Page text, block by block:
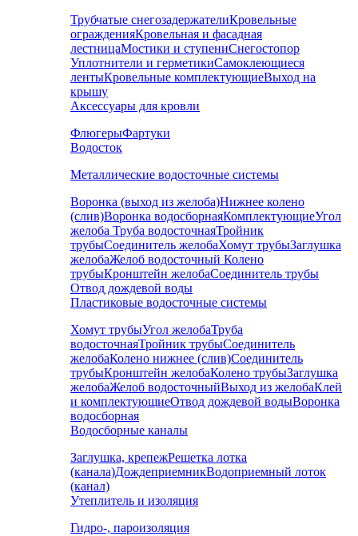
Трубчатые снегозадержателиКровельные
огражденияКровельная и фасадная
лестницаМостики и ступениСнегостопор
Уплотнители и герметикиСамоклеющиеся
лентыКровельные комплектующиеВыход на
крышу
Аксессуары для кровли
ФлюгерыФартуки
Водосток
Металлические водосточные системы
Воронка (выход из желоба)Нижнее колено
(слив)Воронка водосборнаяКомплектующиеУгол
желоба Труба водосточнаяТройник
трубыСоединитель желобаХомут трубыЗаглушка
желобаЖелоб водосточный Колено
трубыКронштейн желобаСоединитель трубы
Отвод дождевой воды
Пластиковые водосточные системы
Хомут трубыУгол желобаТруба
водосточнаяТройник трубыСоединитель
желобаКолено нижнее (слив)Соединитель
трубыКронштейн желобаКолено трубыЗаглушка
желобаЖелоб водосточныйВыход из желобаКлей
и комплектующиеОтвод дождевой водыВоронка
водосборная
Водосборные каналы
Заглушка, крепежРешетка лотка
(канала)ДождеприемникВодоприемный лоток
(канал)
Утеплитель и изоляция
Гидро-, пароизоляция